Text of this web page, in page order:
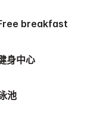
Free breakfast
健身中心
泳池